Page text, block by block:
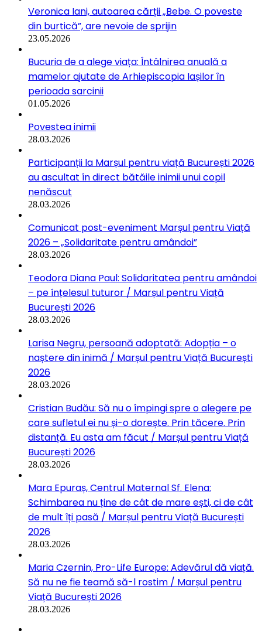
Veronica Iani, autoarea cărții „Bebe. O poveste
din burtică”, are nevoie de sprijin
23.05.2026
Bucuria de a alege viața: Întâlnirea anuală a
mamelor ajutate de Arhiepiscopia Iașilor în
perioada sarcinii
01.05.2026
Povestea inimii
28.03.2026
Participanții la Marșul pentru viață București 2026
au ascultat în direct bătăile inimii unui copil
nenăscut
28.03.2026
Comunicat post-eveniment Marșul pentru Viață
2026 – „Solidaritate pentru amândoi”
28.03.2026
Teodora Diana Paul: Solidaritatea pentru amândoi
– pe înțelesul tuturor / Marșul pentru Viață
București 2026
28.03.2026
Larisa Negru, persoană adoptată: Adopția – o
naștere din inimă / Marșul pentru Viață București
2026
28.03.2026
Cristian Budău: Să nu o împingi spre o alegere pe
care sufletul ei nu și-o dorește. Prin tăcere. Prin
distanță. Eu asta am făcut / Marșul pentru Viață
București 2026
28.03.2026
Mara Epuraș, Centrul Maternal Sf. Elena:
Schimbarea nu ține de cât de mare ești, ci de cât
de mult îți pasă / Marșul pentru Viață București
2026
28.03.2026
Maria Czernin, Pro-Life Europe: Adevărul dă viață.
Să nu ne fie teamă să-l rostim / Marșul pentru
Viață București 2026
28.03.2026